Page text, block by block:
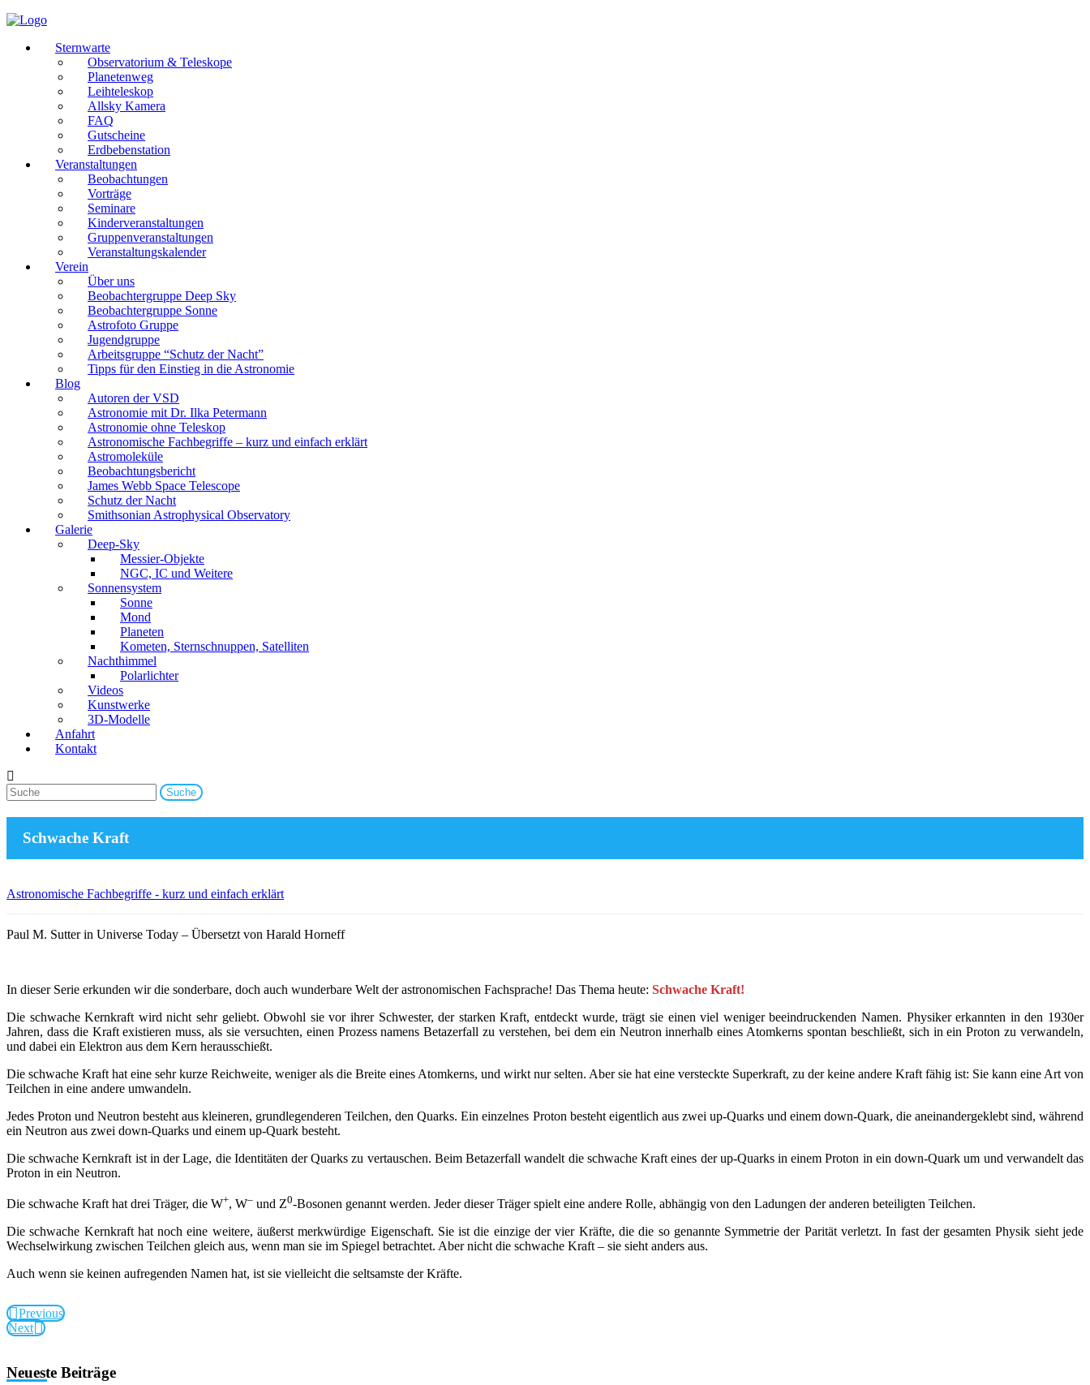
Sternwarte
Observatorium & Teleskope
Planetenweg
Leihteleskop
Allsky Kamera
FAQ
Gutscheine
Erdbebenstation
Veranstaltungen
Beobachtungen
Vorträge
Seminare
Kinderveranstaltungen
Gruppenveranstaltungen
Veranstaltungskalender
Verein
Über uns
Beobachtergruppe Deep Sky
Beobachtergruppe Sonne
Astrofoto Gruppe
Jugendgruppe
Arbeitsgruppe “Schutz der Nacht”
Tipps für den Einstieg in die Astronomie
Blog
Autoren der VSD
Astronomie mit Dr. Ilka Petermann
Astronomie ohne Teleskop
Astronomische Fachbegriffe – kurz und einfach erklärt
Astromoleküle
Beobachtungsbericht
James Webb Space Telescope
Schutz der Nacht
Smithsonian Astrophysical Observatory
Galerie
Deep-Sky
Messier-Objekte
NGC, IC und Weitere
Sonnensystem
Sonne
Mond
Planeten
Kometen, Sternschnuppen, Satelliten
Nachthimmel
Polarlichter
Videos
Kunstwerke
3D-Modelle
Anfahrt
Kontakt
Schwache Kraft
Astronomische Fachbegriffe - kurz und einfach erklärt
Paul M. Sutter in Universe Today – Übersetzt von Harald Horneff
In dieser Serie erkunden wir die sonderbare, doch auch wunderbare Welt der astronomischen Fachsprache! Das Thema heute: Schwache Kraft!
Die schwache Kernkraft wird nicht sehr geliebt. Obwohl sie vor ihrer Schwester, der starken Kraft, entdeckt wurde, trägt sie einen viel weniger beeindruckenden Namen. Physiker erkannten in den 1930er
Jahren, dass die Kraft existieren muss, als sie versuchten, einen Prozess namens Betazerfall zu verstehen, bei dem ein Neutron innerhalb eines Atomkerns spontan beschließt, sich in ein Proton zu verwandeln,
und dabei ein Elektron aus dem Kern herausschießt.
Die schwache Kraft hat eine sehr kurze Reichweite, weniger als die Breite eines Atomkerns, und wirkt nur selten. Aber sie hat eine versteckte Superkraft, zu der keine andere Kraft fähig ist: Sie kann eine Art von
Teilchen in eine andere umwandeln.
Jedes Proton und Neutron besteht aus kleineren, grundlegenderen Teilchen, den Quarks. Ein einzelnes Proton besteht eigentlich aus zwei up-Quarks und einem down-Quark, die aneinandergeklebt sind, während
ein Neutron aus zwei down-Quarks und einem up-Quark besteht.
Die schwache Kernkraft ist in der Lage, die Identitäten der Quarks zu vertauschen. Beim Betazerfall wandelt die schwache Kraft eines der up-Quarks in einem Proton in ein down-Quark um und verwandelt das
Proton in ein Neutron.
Die schwache Kraft hat drei Träger, die W+, W– und Z0-Bosonen genannt werden. Jeder dieser Träger spielt eine andere Rolle, abhängig von den Ladungen der anderen beteiligten Teilchen.
Die schwache Kernkraft hat noch eine weitere, äußerst merkwürdige Eigenschaft. Sie ist die einzige der vier Kräfte, die die so genannte Symmetrie der Parität verletzt. In fast der gesamten Physik sieht jede
Wechselwirkung zwischen Teilchen gleich aus, wenn man sie im Spiegel betrachtet. Aber nicht die schwache Kraft – sie sieht anders aus.
Auch wenn sie keinen aufregenden Namen hat, ist sie vielleicht die seltsamste der Kräfte.
Previous
Next
Neueste Beiträge